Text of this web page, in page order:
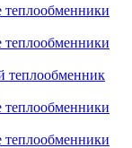
теплообменники
теплообменники
теплообменник
теплообменники
теплообменники